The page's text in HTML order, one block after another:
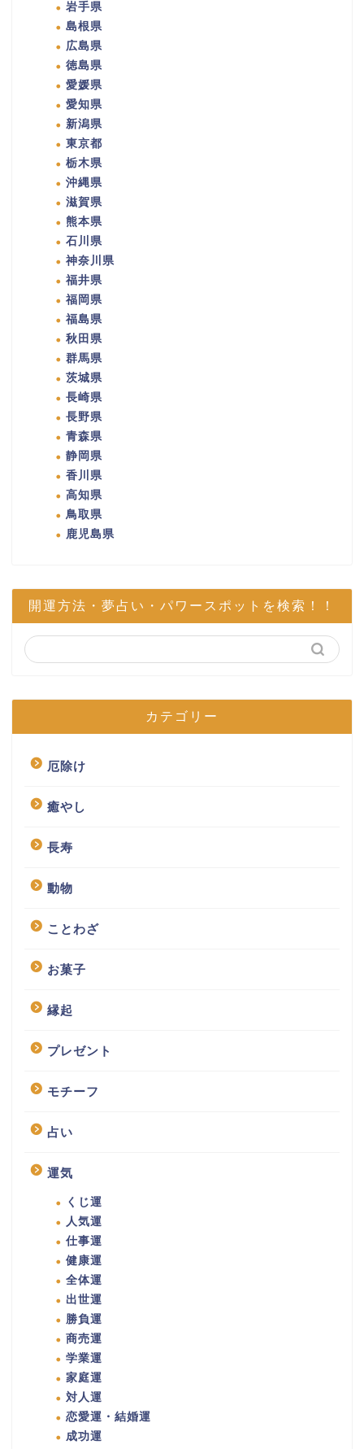
岩手県
島根県
広島県
徳島県
愛媛県
愛知県
新潟県
東京都
栃木県
沖縄県
滋賀県
熊本県
石川県
神奈川県
福井県
福岡県
福島県
秋田県
群馬県
茨城県
長崎県
長野県
青森県
静岡県
香川県
高知県
鳥取県
鹿児島県
開運方法・夢占い・パワースポットを検索！！
カテゴリー
厄除け
癒やし
長寿
動物
ことわざ
お菓子
縁起
プレゼント
モチーフ
占い
運気
くじ運
人気運
仕事運
健康運
全体運
出世運
勝負運
商売運
学業運
家庭運
対人運
恋愛運・結婚運
成功運